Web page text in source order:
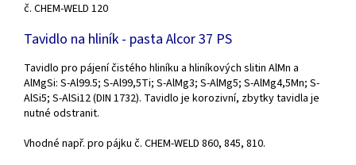
č. CHEM-WELD 120
Tavidlo na hliník - pasta Alcor 37 PS
Tavidlo pro pájení čistého hliníku a hliníkových slitin AlMn a
AlMgSi: S-Al99.5; S-Al99,5Ti; S-AlMg3; S-AlMg5; S-AlMg4,5Mn; S-
AlSi5; S-AlSi12 (DIN 1732). Tavidlo je korozivní, zbytky tavidla je
nutné odstranit.
Vhodné např. pro pájku č. CHEM-WELD 860, 845, 810.